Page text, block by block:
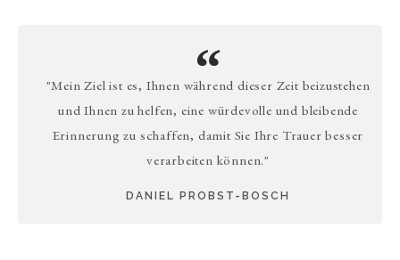
"Mein Ziel ist es, Ihnen während dieser Zeit beizustehen
und Ihnen zu helfen, eine würdevolle und bleibende
Erinnerung zu schaffen, damit Sie Ihre Trauer besser
verarbeiten können."
DANIEL PROBST-BOSCH